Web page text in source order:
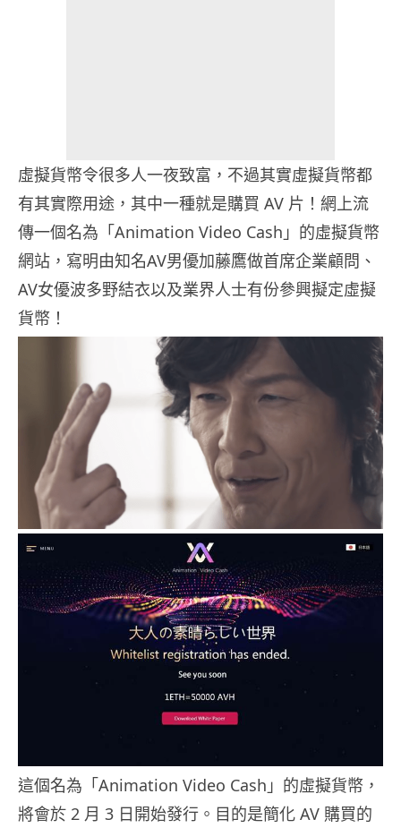
虛擬貨幣令很多人一夜致富，不過其實虛擬貨幣都
有其實際用途，其中一種就是購買 AV 片！網上流
傳一個名為「Animation Video Cash」的虛擬貨幣
網站，寫明由知名AV男優加藤鷹做首席企業顧問、
AV女優波多野結衣以及業界人士有份參興擬定虛擬
貨幣！
這個名為「Animation Video Cash」的虛擬貨幣，
將會於 2 月 3 日開始發行。目的是簡化 AV 購買的